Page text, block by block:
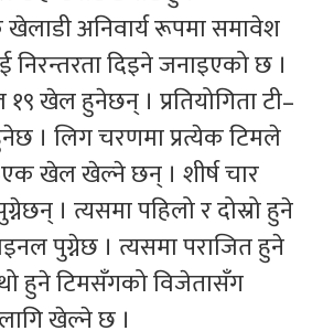
अनिवार्य रूपमा समावेश
निरन्तरता दिइने जनाइएको छ ।
१९ खेल हुनेछन् । प्रतियोगिता टी–
। लिग चरणमा प्रत्येक टिमले
खेल खेल्ने छन् । शीर्ष चार
। त्यसमा पहिलो र दोस्रो हुने
पुग्नेछ । त्यसमा पराजित हुने
हुने टिमसँगको विजेतासँग
खेल्ने छ ।